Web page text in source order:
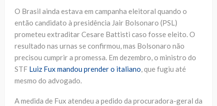
O Brasil ainda estava em campanha eleitoral quando o
então candidato à presidência Jair Bolsonaro (PSL)
prometeu extraditar Cesare Battisti caso fosse eleito. O
resultado nas urnas se confirmou, mas Bolsonaro não
precisou cumprir a promessa. Em dezembro, o ministro do
STF Luiz Fux mandou prender o italiano, que fugiu até
mesmo do advogado.
A medida de Fux atendeu a pedido da procuradora-geral da